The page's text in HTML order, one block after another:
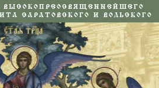
ВЫСОКОПРЕОСВЯЩЕННЕЙШЕГО
САРАТОВСКОГО И ВОЛЬСКОГО